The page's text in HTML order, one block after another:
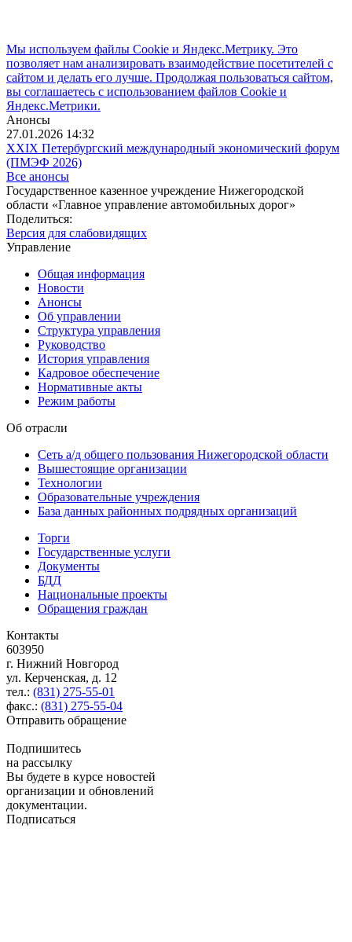
Мы используем файлы Cookie и Яндекс.Метрику. Это
позволяет нам анализировать взаимодействие посетителей с
сайтом и делать его лучше. Продолжая пользоваться сайтом,
вы соглашаетесь с использованием файлов Cookie и
Яндекс.Метрики.
Анонсы
27.01.2026 14:32
XXIX Петербургский международный экономический форум
(ПМЭФ 2026)
Все анонсы
Государственное казенное учреждение Нижегородской
области «Главное управление автомобильных дорог»
Поделиться:
Версия для слабовидящих
Управление
Общая информация
Новости
Анонсы
Об управлении
Структура управления
Руководство
История управления
Кадровое обеспечение
Нормативные акты
Режим работы
Об отрасли
Сеть а/д общего пользования Нижегородской области
Вышестоящие организации
Технологии
Образовательные учреждения
База данных районных подрядных организаций
Торги
Государственные услуги
Документы
БДД
Национальные проекты
Обращения граждан
Контакты
603950
г. Нижний Новгород
ул. Керченская, д. 12
тел.: (831) 275-55-01
факс.: (831) 275-55-04
Отправить обращение
Подпишитесь
на рассылку
Вы будете в курсе новостей
организации и обновлений
документации.
Подписаться